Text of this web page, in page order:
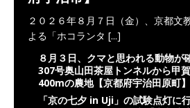
２０２６年８月７日（金）、京都文
よる「ホコランタ [...]
８月３日、クマと思われる動物が
307号奥山田茶屋トンネルから甲
400mの農地【京都府宇治田原町】
「京の七夕 in Uji」の試験点灯に